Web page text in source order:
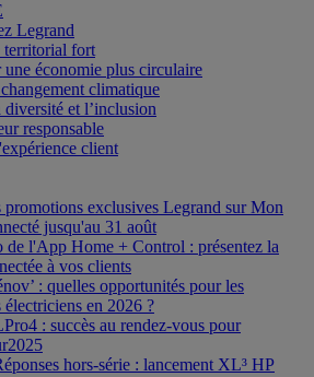
Legrand
territorial fort
économie plus circulaire
climatique
diversité et l’inclusion
responsable
client
promotions exclusives Legrand sur Mon
jusqu'au 31 août
de l'App Home + Control : présentez la
à vos clients
: quelles opportunités pour les
électriciens en 2026 ?
: succès au rendez-vous pour
hors-série : lancement XL³ HP